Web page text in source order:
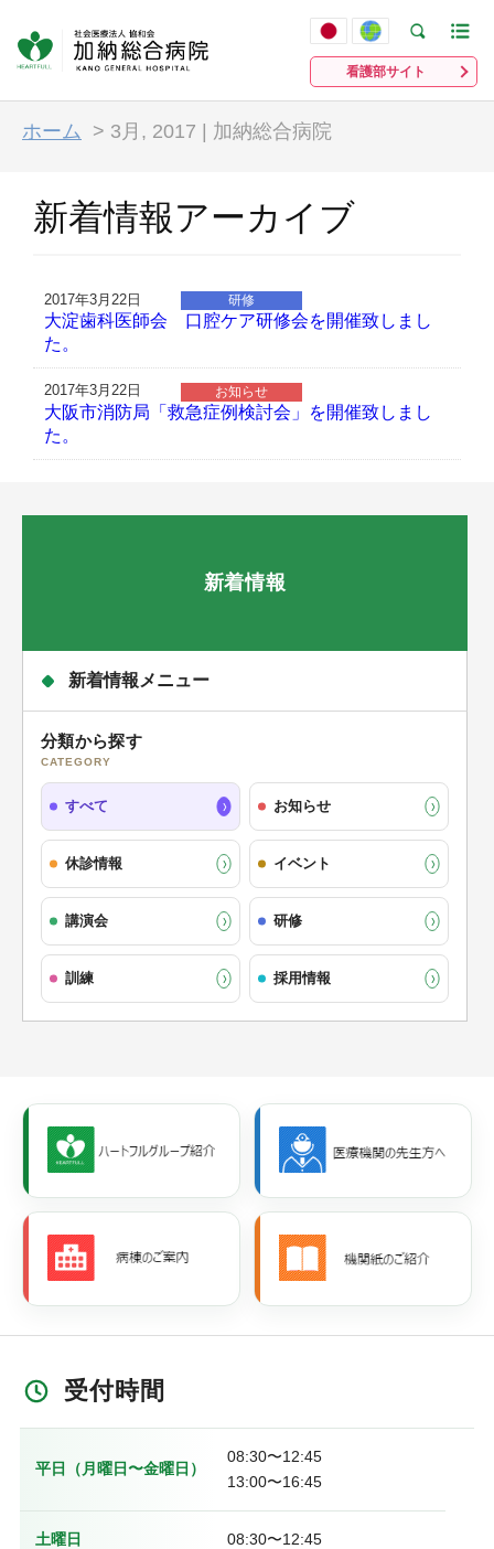
看護部サイト
ホーム > 3月, 2017 | 加納総合病院
新着情報アーカイブ
2017年3月22日 研修
大淀歯科医師会 口腔ケア研修会を開催致しまし
た。
2017年3月22日 お知らせ
大阪市消防局「救急症例検討会」を開催致しまし
た。
新着情報
新着情報メニュー
分類から探す
CATEGORY
すべて お知らせ
休診情報 イベント
講演会 研修
訓練 採用情報
受付時間
平日（月曜日〜金曜日）
08:30〜12:45
13:00〜16:45
土曜日 08:30〜12:45